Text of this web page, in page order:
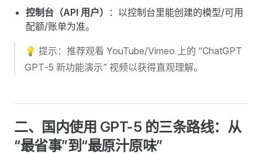
控制台（API 用户）
：以控制台里能创建的模型/可用
配额/账单为准。
💡 提示：推荐观看 YouTube/Vimeo 上的 “ChatGPT
GPT‑5 新功能演示” 视频以获得直观理解。
二、国内使用 GPT-5 的三条路线：从
“最省事”到“最原汁原味”